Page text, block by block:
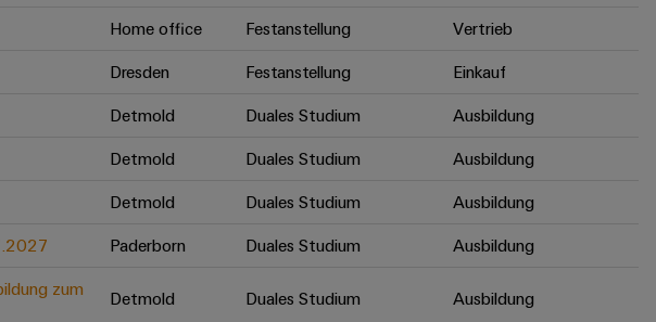
Home office Festanstellung
Vertrieb
Dresden Festanstellung
Einkauf
Detmold Duales Studium
Ausbildung
Detmold Duales Studium
Ausbildung
Detmold Duales Studium
Ausbildung
Paderborn Duales Studium
Ausbildung
zum
Detmold Duales Studium Ausbildung